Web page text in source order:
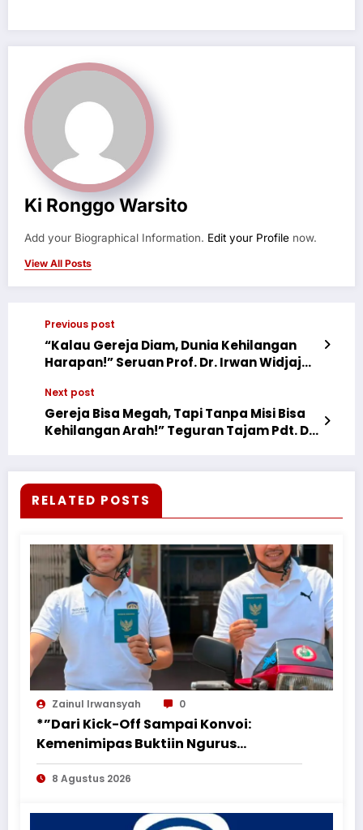
Ki Ronggo Warsito
Add your Biographical Information. Edit your Profile now.
View All Posts
Previous post
“Kalau Gereja Diam, Dunia Kehilangan
Harapan!” Seruan Prof. Dr. Irwan Widjaja
Next post
Gereja Bisa Megah, Tapi Tanpa Misi Bisa
Kehilangan Arah!” Teguran Tajam Pdt. Dr.
RELATED POSTS
Zainul Irwansyah 0
*”Dari Kick-Off Sampai Konvoi:
Kemenimipas Buktiin Ngurus
Dokumen Nggak Harus Ribet &
Boring”*
8 Agustus 2026